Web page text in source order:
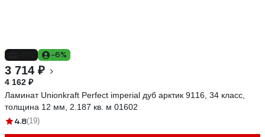
-6%
3 714 ₽
4 162 ₽
Ламинат Unionkraft Perfect imperial дуб арктик 9116, 34 класс,
толщина 12 мм, 2.187 кв. м 01602
4.8(19)